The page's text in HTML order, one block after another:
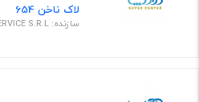
لاک ناخن 654
سازنده: COSMETIC SERVICE S.R.L